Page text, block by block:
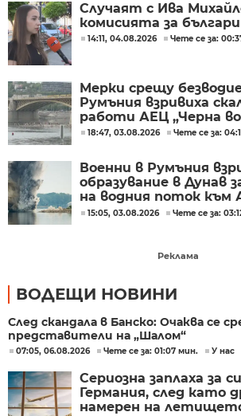
Случаят с Ива
комисията за
14:11, 04.08.2026 Чете се за:
Мерки срещу
Румъния взривиха
работи АЕЦ „Черна
18:47, 03.08.2026 Чете се за:
Военни в Румъния
образувание в Дунав
на водния поток към
вода“
15:05, 03.08.2026 Чете се за:
Реклама
ВОДЕЩИ НОВИНИ
След скандала в Банско: Очаква се
представители на „Шалом“
07:05, 06.08.2026 Чете се за: 01:07 мин. У нас
Сериозна заплаха за
Германия, след като
намерен на